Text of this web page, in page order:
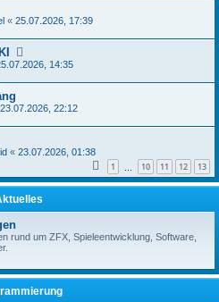
« 25.07.2026, 17:39
14:35
23.07.2026, 22:12
« 23.07.2026, 01:38
1 10 11 12 13
rund um ZFX, Spieleentwicklung, Software,